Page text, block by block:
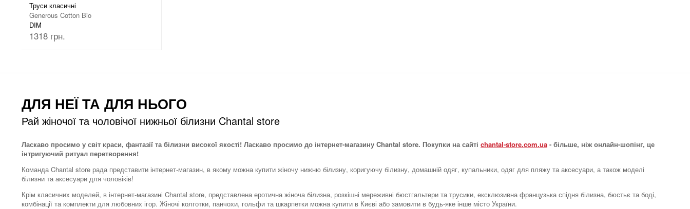
Труси класичні
Generous Cotton Bio
DIM
1318 грн.
ДЛЯ НЕЇ ТА ДЛЯ НЬОГО
Рай жіночої та чоловічої нижньої білизни Chantal store
Ласкаво просимо у світ краси, фантазії та білизни високої якості! Ласкаво просимо до інтернет-магазину Chantal store. Покупки на сайті chantal-store.com.ua - більше, ніж онлайн-шопінг, це
інтригуючий ритуал перетворення!
Команда Chantal store рада представити інтернет-магазин, в якому можна купити жіночу нижню білизну, коригуючу білизну, домашній одяг, купальники, одяг для пляжу та аксесуари, а також моделі
білизни та аксесуари для чоловіків!
Крім класичних моделей, в інтернет-магазині Chantal store, представлена ​​еротична жіноча білизна, розкішні мереживні бюстгальтери та трусики, ексклюзивна французька спідня білизна, бюстьє та боді,
комбінації та комплекти для любовних ігор. Жіночі колготки, панчохи, гольфи та шкарпетки можна купити в Києві або замовити в будь-яке інше місто України.